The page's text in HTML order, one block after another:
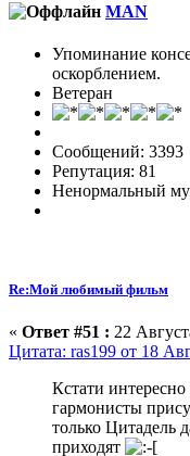
MAN
Упоминание
оскорблением.
Ветеран
Сообщений: 3393
Репутация: 81
Ненормальный
Re:Мой любимый фильм
« Ответ #51 : 22
Цитата: ras199 от 18
Кстати
гармонисты
только Цитадель
приходят